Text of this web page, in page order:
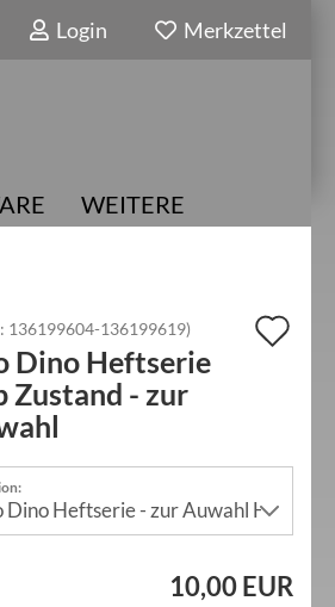
Login Merkzettel
WEITERE
136199604-136199619)
Dino Heftserie
Zustand - zur
10,00 EUR